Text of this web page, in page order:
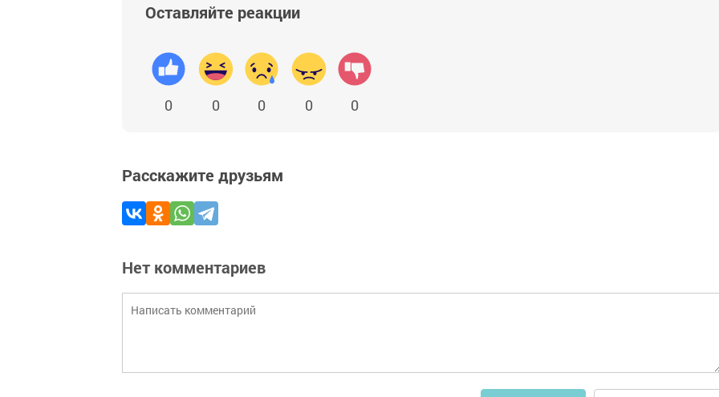
Оставляйте реакции
0 0 0 0 0
Расскажите друзьям
Нет комментариев